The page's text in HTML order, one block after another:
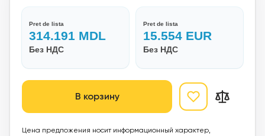
Pret de lista
314.191 MDL
Без НДС
Pret de lista
15.554 EUR
Без НДС
В корзину
Цена предложения носит информационный характер,